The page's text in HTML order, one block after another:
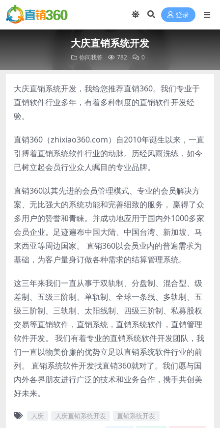
登录
大庆直销系统开发
你问我答 782 0
大庆直销系统开发，我给您推荐直销360。我们专业于
直销软件行业多年，有着多种制度的直销软件开发经
验。
直销360（zhixiao360.com）自2010年诞生以来，一直
引搏着直销系统软件行业的动脉。历经风雨洗练，如今
已树立起会员行业众人瞩目的专业品牌。
直销360以其先进的会员管理模式、专业的会员解决方
案、无比强大的系统功能和完善细致的服务， 赢得了众
多用户的赞誉和青睐。并成功地应用于国内外1000多家
会员企业。足迹遍布中国大陆、中国台湾、新加坡、马
来西亚等周边国家。 直销360以会员业内的普遍需求为
基础，为客户量身订做各种需求的结算管理系统。
这三年来我们一直从事于双轨制、分盘制、混合型、级
差制、五级三阶制、单轨制、全球一条线、多轨制、五
级三阶制、三轨制、太阳线制、四级三阶制、私募股权
交易等直销软件，直销系统，直销系统软件，直销管理
软件开发。 我们有着专业的直销系统软件开发团队，我
们一直以物美价廉的优势立足以直销系统软件行业的前
列。 直销系统软件开发找直销360就对了。我们愿与国
内外各界朋友进行广泛的技术和业务合作，携手共创美
好未来。
大庆 大庆直销系统开发 直销系统开发